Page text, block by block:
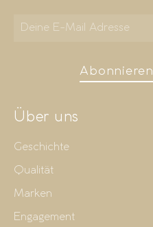
Abonnieren
Über uns
Geschichte
Qualität
Marken
Engagement